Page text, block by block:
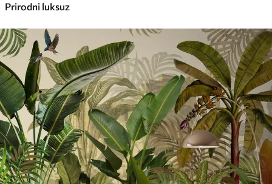
Prirodni luksuz